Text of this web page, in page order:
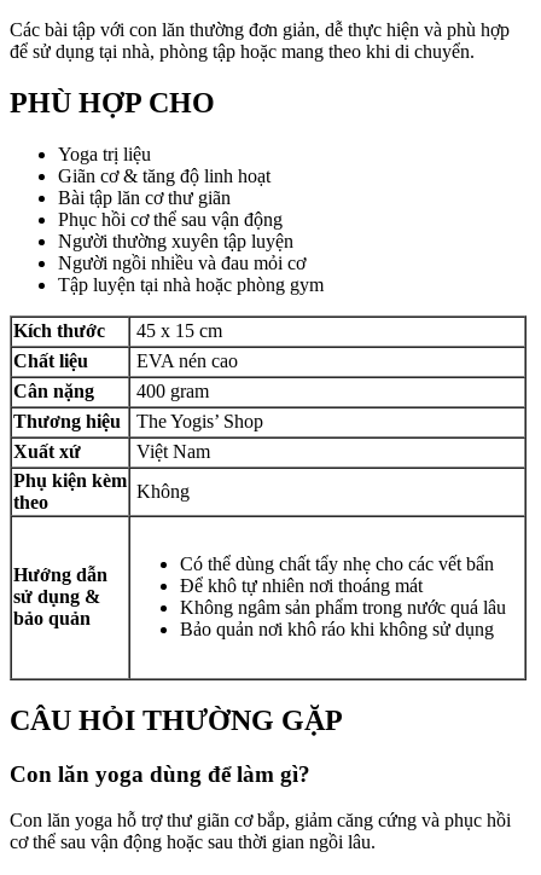
Các bài tập với con lăn thường đơn giản, dễ thực hiện và phù hợp
để sử dụng tại nhà, phòng tập hoặc mang theo khi di chuyển.
PHÙ HỢP CHO
Yoga trị liệu
Giãn cơ & tăng độ linh hoạt
Bài tập lăn cơ thư giãn
Phục hồi cơ thể sau vận động
Người thường xuyên tập luyện
Người ngồi nhiều và đau mỏi cơ
Tập luyện tại nhà hoặc phòng gym
Kích thước
45 x 15 cm
Chất liệu
EVA nén cao
Cân nặng
400 gram
Thương hiệu
The Yogis’ Shop
Xuất xứ
Việt Nam
Phụ kiện kèm
theo
Không
Hướng dẫn
sử dụng &
bảo quản
Có thể dùng chất tẩy nhẹ cho các vết bẩn
Để khô tự nhiên nơi thoáng mát
Không ngâm sản phẩm trong nước quá lâu
Bảo quản nơi khô ráo khi không sử dụng
CÂU HỎI THƯỜNG GẶP
Con lăn yoga dùng để làm gì?
Con lăn yoga hỗ trợ thư giãn cơ bắp, giảm căng cứng và phục hồi
cơ thể sau vận động hoặc sau thời gian ngồi lâu.